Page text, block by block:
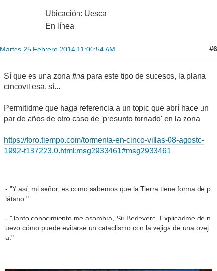
Ubicación: Uesca
En línea
Martes 25 Febrero 2014 11:00:54 AM #6
Sí que es una zona fina para este tipo de sucesos, la plana
cincovillesa, sí...
Permitidme que haga referencia a un topic que abrí hace un
par de años de otro caso de 'presunto tornado' en la zona:
https://foro.tiempo.com/tormenta-en-cinco-villas-08-agosto-
1992-t137223.0.html;msg2933461#msg2933461
- "Y así, mi señor, es como sabemos que la Tierra tiene forma de p
látano."
- "Tanto conocimiento me asombra, Sir Bedevere. Explicadme de n
uevo cómo puede evitarse un cataclismo con la vejiga de una ovej
a."